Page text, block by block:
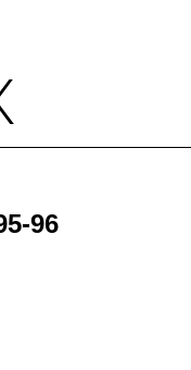
от банка, который
96